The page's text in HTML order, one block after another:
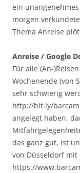
ein
morgen
Thema Anreise
Anreise / Google
Für alle (An-
Wochenende (von
sehr schwierig
http://bit.ly/
angelegt haben,
das ganz gut, ist
von Düsseldorf
https://